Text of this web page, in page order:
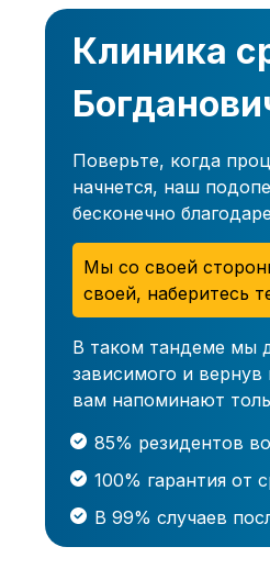
Клиника
Поверьте, когда
начнется, наш
бесконечно
Мы со своей
своей, наберитесь
В таком тандеме мы
зависимого и
вам напоминают
85% резидентов
100% гарантия от
В 99% случаев